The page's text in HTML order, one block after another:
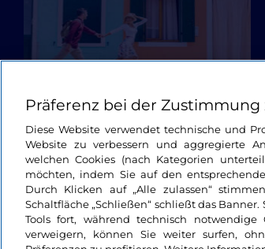
Präferenz bei der
Diese Website verwendet technische und
Website zu verbessern und aggregierte
welchen Cookies (nach Kategorien
möchten, indem Sie auf den
Durch Klicken auf „Alle zulassen“
Schaltfläche „Schließen“ schließt das
Tools fort, während technisch
verweigern, können Sie weiter surfen,